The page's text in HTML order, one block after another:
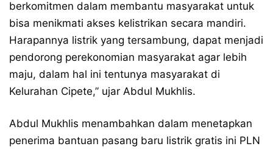
berkomitmen dalam membantu masyarakat untuk
bisa menikmati akses kelistrikan secara mandiri.
Harapannya listrik yang tersambung, dapat menjadi
pendorong perekonomian masyarakat agar lebih
maju, dalam hal ini tentunya masyarakat di
Kelurahan Cipete,” ujar Abdul Mukhlis.
Abdul Mukhlis menambahkan dalam menetapkan
penerima bantuan pasang baru listrik gratis ini PLN